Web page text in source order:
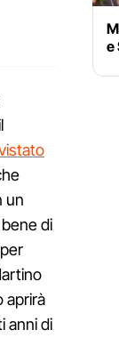
un
di
aprirà
anni di
e